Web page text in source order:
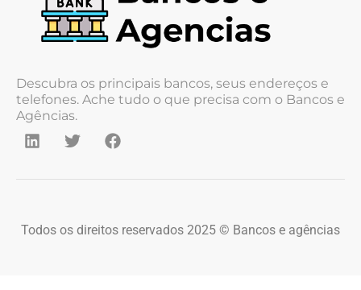
Descubra os principais bancos, seus endereços e
telefones. Ache tudo o que precisa com o Bancos e
Agências.
Todos os direitos reservados 2025 © Bancos e agências